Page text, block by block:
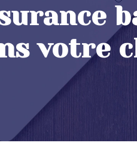
votre